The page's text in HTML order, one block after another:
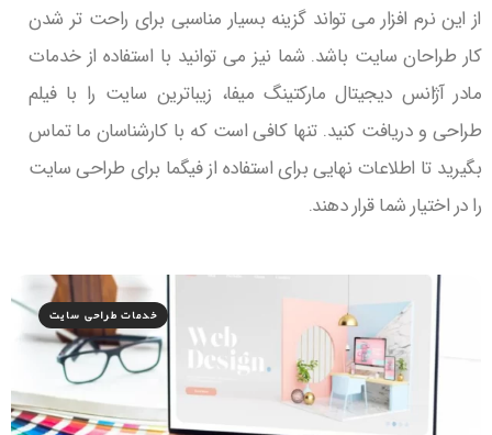
از این نرم افزار می تواند گزینه بسیار مناسبی برای راحت تر شدن
کار طراحان سایت باشد. شما نیز می توانید با استفاده از خدمات
مادر آژانس دیجیتال مارکتینگ میفا، زیباترین سایت را با فیلم
طراحی و دریافت کنید. تنها کافی است که با کارشناسان ما تماس
بگیرید تا اطلاعات نهایی برای استفاده از فیگما برای طراحی سایت
را در اختیار شما قرار دهند.
خدمات طراحی سایت